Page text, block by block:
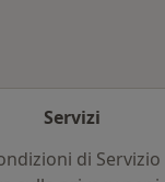
Servizi
di Servizio